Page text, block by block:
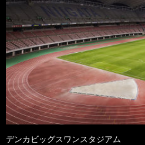
デンカビッグスワンスタジアム